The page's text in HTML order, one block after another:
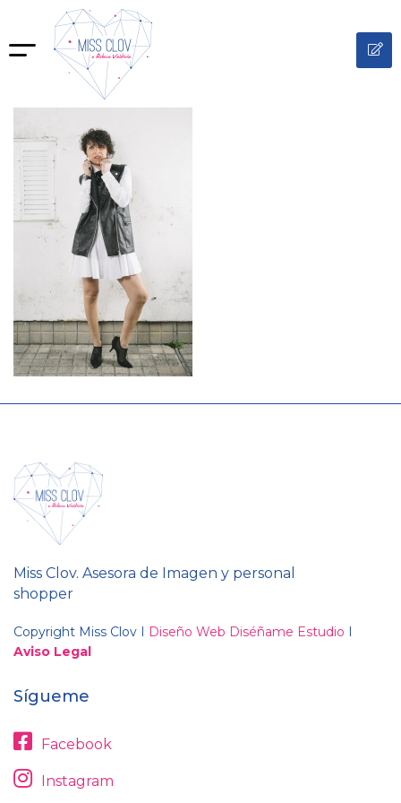
Miss Clov. Asesora de Imagen y personal
shopper
Copyright Miss Clov I Diseño Web Diséñame Estudio I
Aviso Legal
Sígueme
Facebook
Instagram